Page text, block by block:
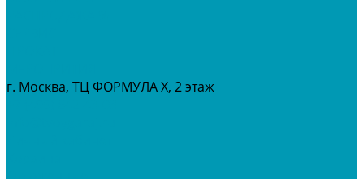
г. Москва, ТЦ ФОРМУЛА Х, 2 этаж